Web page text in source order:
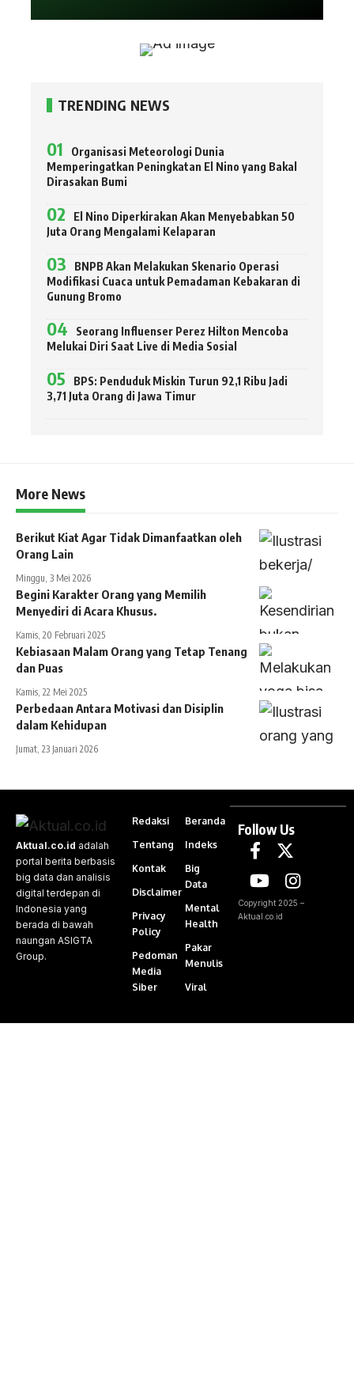
TRENDING NEWS
Organisasi Meteorologi Dunia
Memperingatkan Peningkatan El Nino yang Bakal
Dirasakan Bumi
El Nino Diperkirakan Akan Menyebabkan 50
Juta Orang Mengalami Kelaparan
BNPB Akan Melakukan Skenario Operasi
Modifikasi Cuaca untuk Pemadaman Kebakaran di
Gunung Bromo
Seorang Influenser Perez Hilton Mencoba
Melukai Diri Saat Live di Media Sosial
BPS: Penduduk Miskin Turun 92,1 Ribu Jadi
3,71 Juta Orang di Jawa Timur
More News
Berikut Kiat Agar Tidak Dimanfaatkan oleh
Orang Lain
Minggu, 3 Mei 2026
Begini Karakter Orang yang Memilih
Menyediri di Acara Khusus.
Kamis, 20 Februari 2025
Kebiasaan Malam Orang yang Tetap Tenang
dan Puas
Kamis, 22 Mei 2025
Perbedaan Antara Motivasi dan Disiplin
dalam Kehidupan
Jumat, 23 Januari 2026
Aktual.co.id adalah
portal berita berbasis
big data dan analisis
digital terdepan di
Indonesia yang
berada di bawah
naungan ASIGTA
Group.
Redaksi
Tentang
Kontak
Disclaimer
Privacy
Policy
Pedoman
Media
Siber
Beranda
Indeks
Big
Data
Mental
Health
Pakar
Menulis
Viral
Follow Us
Copyright 2025 –
Aktual.co.id